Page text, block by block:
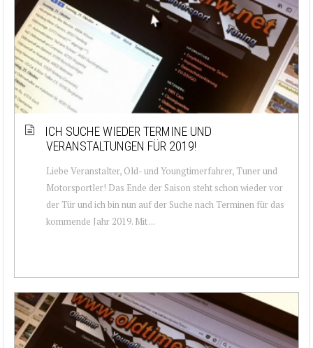
ICH SUCHE WIEDER TERMINE UND
VERANSTALTUNGEN FÜR 2019!
Liebe Veranstalter, Old- und Youngtimerfahrer, Tuner und
Motorsportler! Das Ende der Saison steht schon wieder vor
der Tür und ich bin nun auf der Suche nach Terminen für das
kommende Jahr 2019. Mit ...